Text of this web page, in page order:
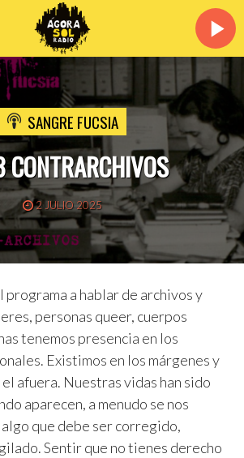
SANGRE FUCSIA
2 JULIO 2025
programa a hablar de archivos y
personas queer, cuerpos
tenemos presencia en los
Existimos en los márgenes y
afuera. Nuestras vidas han sido
aparecen, a menudo se nos
que debe ser corregido,
Sentir que no tienes derecho